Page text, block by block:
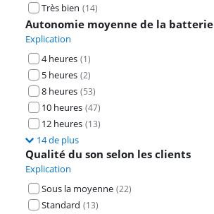
Très bien (14)
Autonomie moyenne de la batterie
Explication
4 heures (1)
5 heures (2)
8 heures (53)
10 heures (47)
12 heures (13)
14 de plus
Qualité du son selon les clients
Explication
Sous la moyenne (22)
Standard (13)